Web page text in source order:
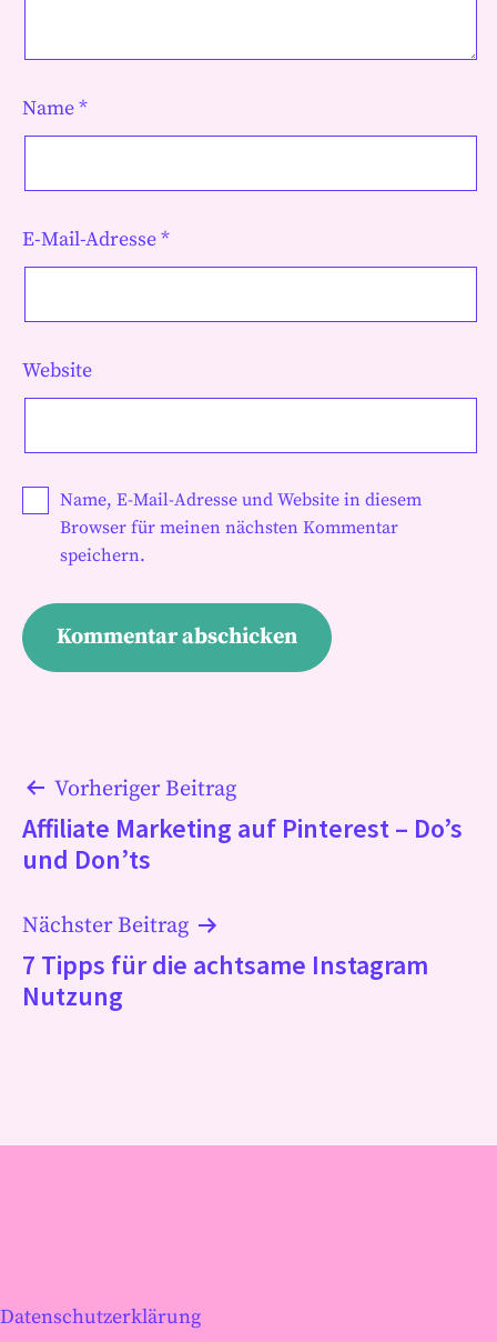
Name*
E-Mail-Adresse*
Website
Name, E-Mail-Adresse und Website in diesem
Browser für meinen nächsten Kommentar
speichern.
Beitragsnavigation
Vorheriger Beitrag
Affiliate Marketing auf Pinterest – Do’s
und Don’ts
Nächster Beitrag
7 Tipps für die achtsame Instagram
Nutzung
Datenschutzerklärung